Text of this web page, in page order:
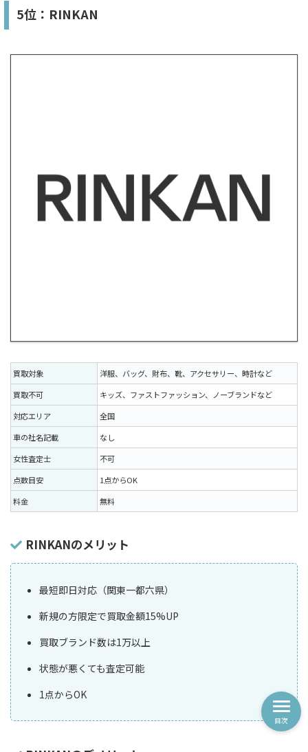
5位：RINKAN
買取対象
洋服、バッグ、財布、靴、アクセサリー、時計など
買取不可
キッズ、ファストファッション、ノーブランドなど
対応エリア
全国
車の社名記載
なし
女性査定士
不可
点数目安
1点からOK
料金
無料
RINKANのメリット
最短即日対応（関東一都六県）
新規の方限定で買取金額15%UP
買取ブランド数は1万以上
状態が悪くても査定可能
1点からOK
目次